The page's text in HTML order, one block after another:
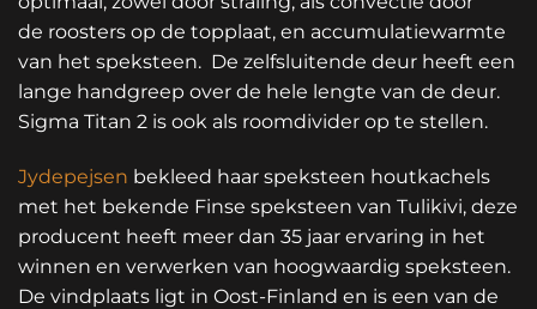
de roosters op de topplaat, en accumulatiewarmte
van het speksteen. De zelfsluitende deur heeft een
lange handgreep over de hele lengte van de deur.
Sigma Titan 2 is ook als roomdivider op te stellen.
Jydepejsen bekleed haar speksteen houtkachels
met het bekende Finse speksteen van Tulikivi, deze
producent heeft meer dan 35 jaar ervaring in het
winnen en verwerken van hoogwaardig speksteen.
De vindplaats ligt in Oost-Finland en is een van de